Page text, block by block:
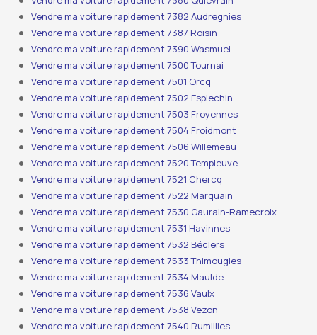
Vendre ma voiture rapidement 7382 Audregnies
Vendre ma voiture rapidement 7387 Roisin
Vendre ma voiture rapidement 7390 Wasmuel
Vendre ma voiture rapidement 7500 Tournai
Vendre ma voiture rapidement 7501 Orcq
Vendre ma voiture rapidement 7502 Esplechin
Vendre ma voiture rapidement 7503 Froyennes
Vendre ma voiture rapidement 7504 Froidmont
Vendre ma voiture rapidement 7506 Willemeau
Vendre ma voiture rapidement 7520 Templeuve
Vendre ma voiture rapidement 7521 Chercq
Vendre ma voiture rapidement 7522 Marquain
Vendre ma voiture rapidement 7530 Gaurain-Ramecroix
Vendre ma voiture rapidement 7531 Havinnes
Vendre ma voiture rapidement 7532 Béclers
Vendre ma voiture rapidement 7533 Thimougies
Vendre ma voiture rapidement 7534 Maulde
Vendre ma voiture rapidement 7536 Vaulx
Vendre ma voiture rapidement 7538 Vezon
Vendre ma voiture rapidement 7540 Rumillies